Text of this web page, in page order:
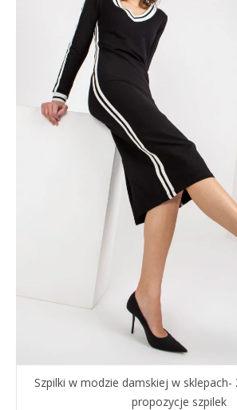
Szpilki w modzie damskiej w sklepach-
propozycje szpilek